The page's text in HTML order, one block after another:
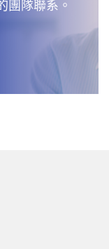
團隊聯系。